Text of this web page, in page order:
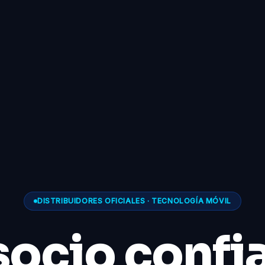
DISTRIBUIDORES OFICIALES · TECNOLOGÍA MÓVIL